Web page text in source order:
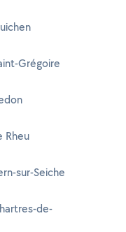
Grégoire
Rheu
sur-Seiche
de-